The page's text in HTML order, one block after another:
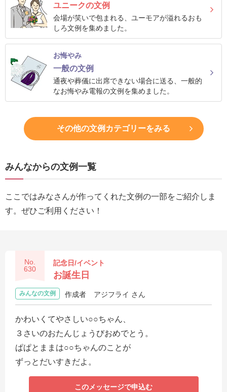
る
電
報-
Tips
み
送
電
報-
会
向
け
サ
ー
ユニークの文例
会場が笑いで包まれる、ユーモアが溢れるおも
しろ文例を集めました。
お悔やみ
一般の文例
通夜や葬儀に出席できない場合に送る、一般的
なお悔やみ電報の文例を集めました。
その他の文例カテゴリーをみる
みんなからの文例一覧
ここではみなさんが作ってくれた文例の一部をご紹介しま
す。ぜひご利用ください！
No.
630
記念日/イベント
お誕生日
みんなの文例 作成者 アジフライ さん
かわいくてやさしい○○ちゃん、
３さいのおたんじょうびおめでとう。
ぱぱとままは○○ちゃんのことが
ずっとだいすきだよ。
このメッセージで申込む